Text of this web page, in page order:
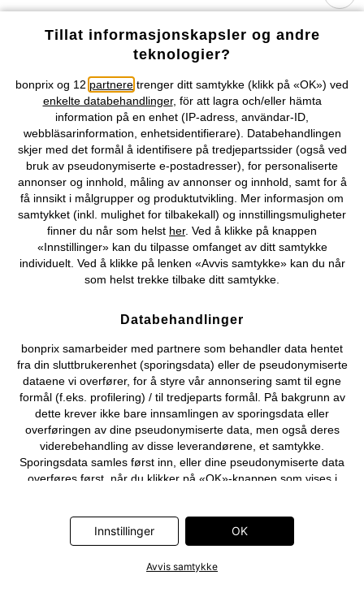
Topkategorier / Sesongvarer
Du kan også finne oss på
Kjøpsvilkår Personopplysninger Cookie-innstillinger
Om Oss Angre kjøp
©2026 bonprix.
Tillat informasjonskapsler og andre
teknologier?
bonprix og 12 partnere trenger ditt samtykke (klikk på «OK») ved
enkelte databehandlinger, för att lagra och/eller hämta
information på en enhet (IP-adress, användar-ID,
webbläsarinformation, enhetsidentifierare). Databehandlingen
skjer med det formål å identifisere på tredjepartssider (også ved
bruk av pseudonymiserte e-postadresser), for personaliserte
annonser og innhold, måling av annonser og innhold, samt for å
få innsikt i målgrupper og produktutvikling. Mer informasjon om
samtykket (inkl. mulighet for tilbakekall) og innstillingsmuligheter
finner du når som helst her. Ved å klikke på knappen
«Innstillinger» kan du tilpasse omfanget av ditt samtykke
individuelt. Ved å klikke på lenken «Avvis samtykke» kan du når
som helst trekke tilbake ditt samtykke.
Databehandlinger
bonprix samarbeider med partnere som behandler data hentet
fra din sluttbrukerenhet (sporingsdata) eller de pseudonymiserte
dataene vi overfører, for å styre vår annonsering samt til egne
formål (f.eks. profilering) / til tredjeparts formål. På bakgrunn av
dette krever ikke bare innsamlingen av sporingsdata eller
overføringen av dine pseudonymiserte data, men også deres
viderebehandling av disse leverandørene, et samtykke.
Sporingsdata samles først inn, eller dine pseudonymiserte data
overføres først, når du klikker på «OK»-knappen som vises i
Communications GmbH, ID5 Technology Ltd, Meta Platforms
Ireland Ltd, Microsoft Ireland Operations Ltd, Pinterest Europe
Technologies UK Ltd. Ytterligere informasjon om
Innstillinger OK
Avvis samtykke